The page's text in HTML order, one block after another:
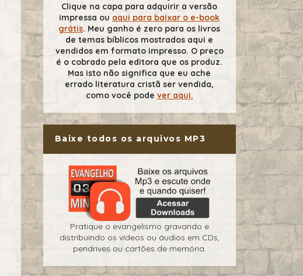
Clique na capa para adquirir a versão
impressa ou aqui para baixar o e-book
grátis. Meu ganho é zero para os livros
de temas bíblicos mostrados aqui e
vendidos em formato impresso. O preço
é o cobrado pela editora que os produz.
Mas isto não significa que eu ache
errado literatura cristã ser vendida,
como você pode ver aqui.
Baixe todos os arquivos MP3
Pratique o evangelismo gravando e
distribuindo os vídeos ou áudios em CDs,
pendrives ou cartões de memória.